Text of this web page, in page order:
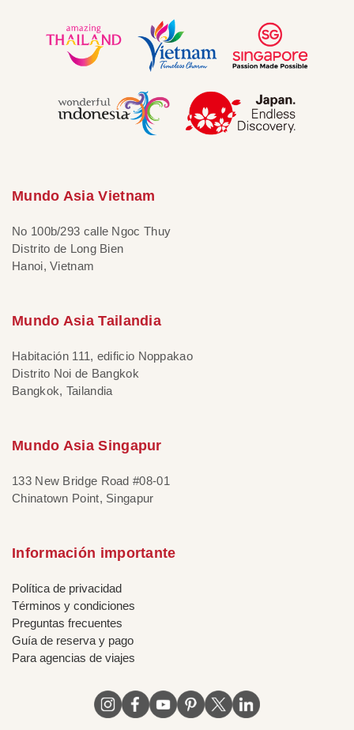
Mundo Asia Vietnam
No 100b/293 calle Ngoc Thuy
Distrito de Long Bien
Hanoi, Vietnam
Mundo Asia Tailandia
Habitación 111, edificio Noppakao
Distrito Noi de Bangkok
Bangkok, Tailandia
Mundo Asia Singapur
133 New Bridge Road #08-01
Chinatown Point, Singapur
Información importante
Política de privacidad
Términos y condiciones
Preguntas frecuentes
Guía de reserva y pago
Para agencias de viajes